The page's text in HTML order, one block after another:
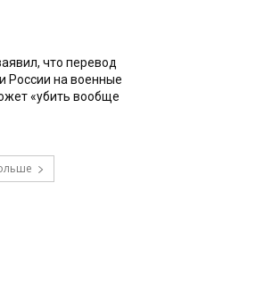
что перевод
России на военные
«убить вообще